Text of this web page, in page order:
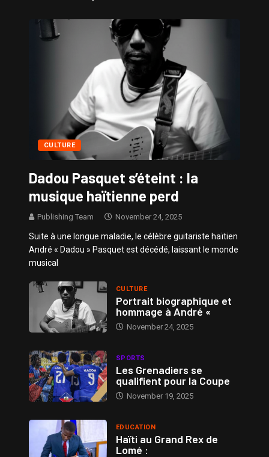
Sissy – Confidences de Stars
CULTURE
Dadou Pasquet s’éteint : la
musique haïtienne perd
Publishing Team November 24, 2025
Suite à une longue maladie, le célèbre guitariste haïtien
André « Dadou » Pasquet est décédé, laissant le monde
musical
CULTURE
Portrait biographique et
hommage à André «
November 24, 2025
SPORTS
Les Grenadiers se
qualifient pour la Coupe
November 19, 2025
EDUCATION
Haïti au Grand Rex de
Lomé :